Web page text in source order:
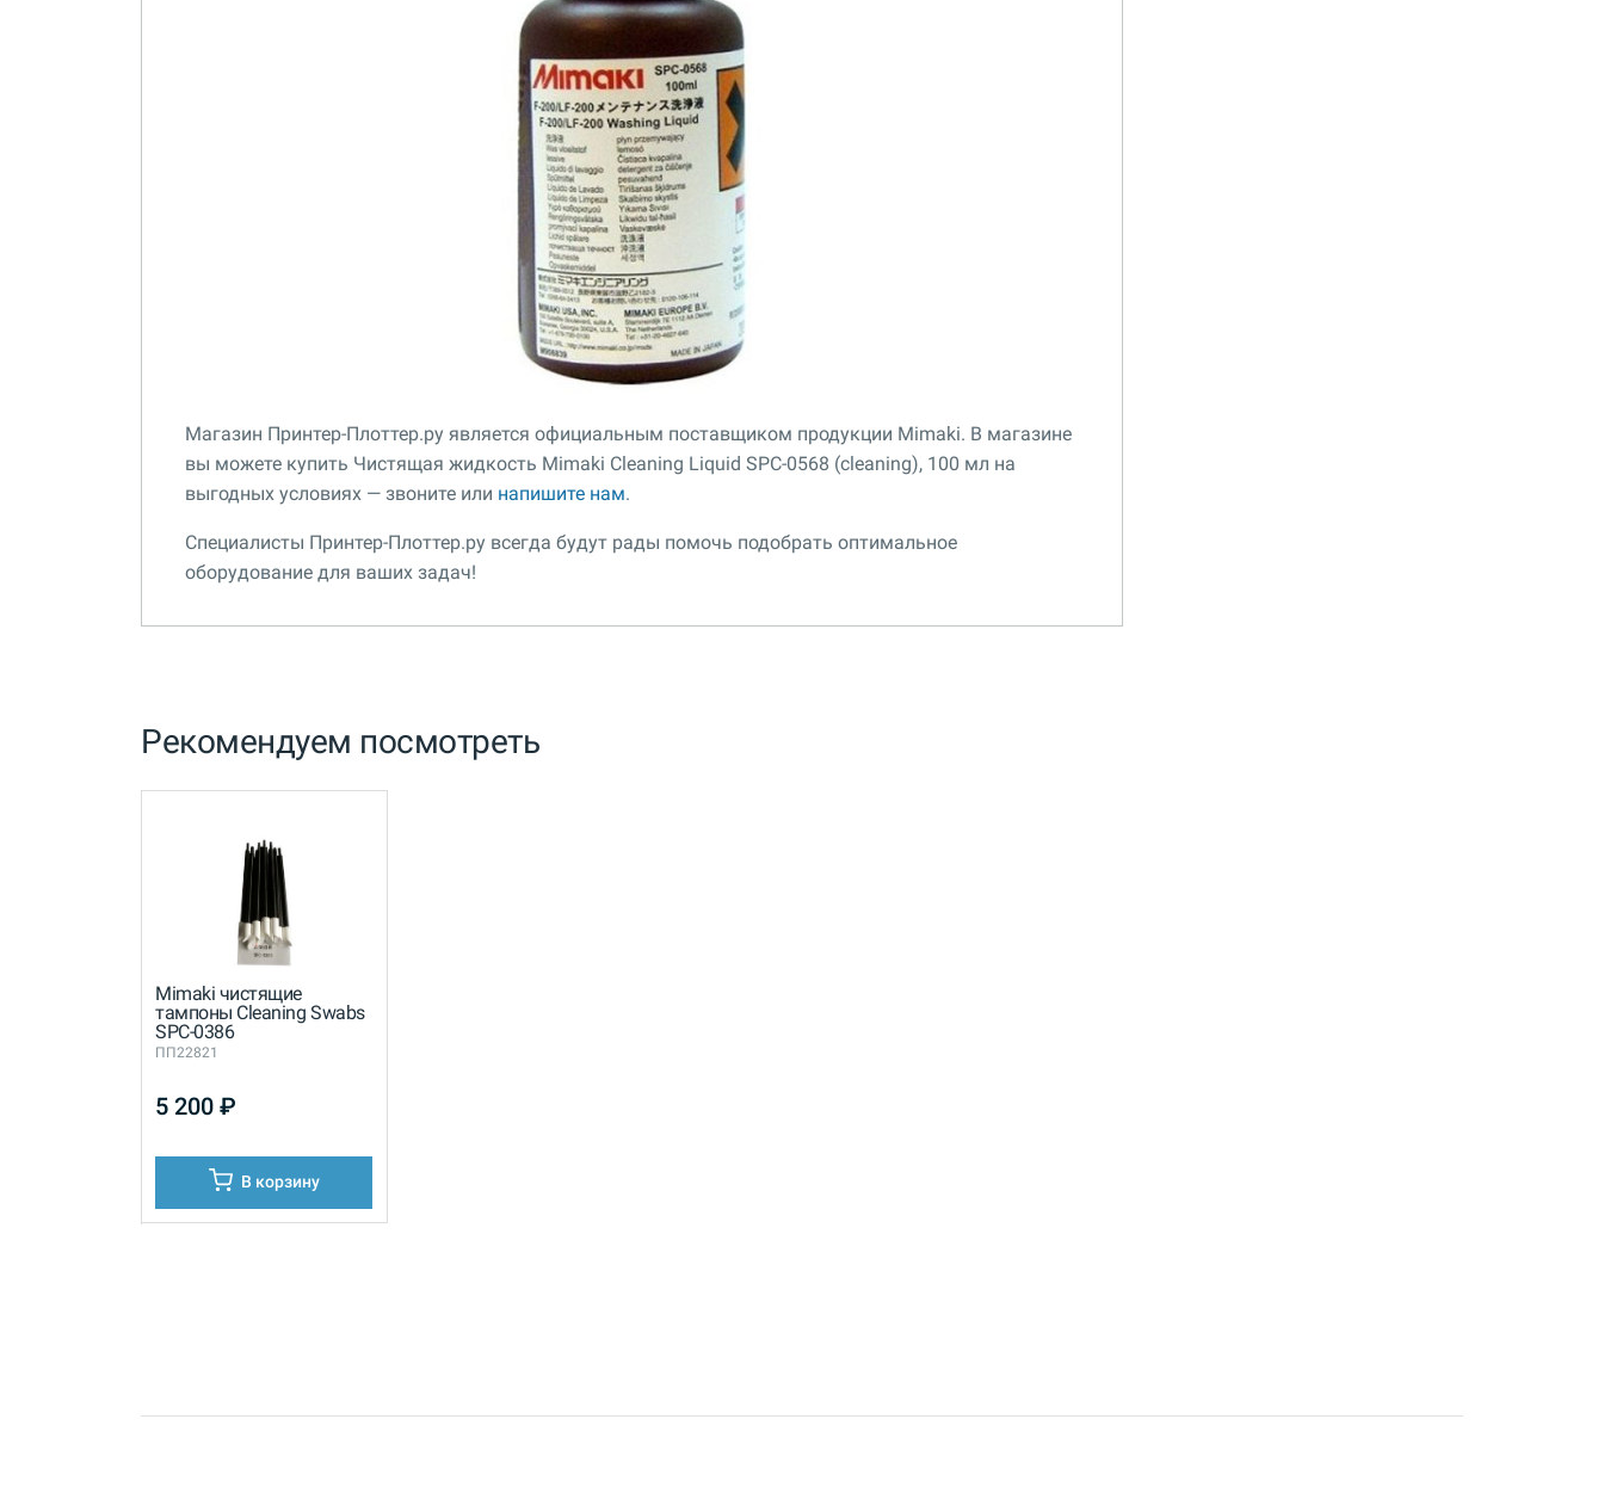
Магазин Принтер-Плоттер.ру является официальным поставщиком продукции Mimaki. В магазине
вы можете купить Чистящая жидкость Mimaki Cleaning Liquid SPC-0568 (cleaning), 100 мл на
выгодных условиях — звоните или напишите нам.
Специалисты Принтер-Плоттер.ру всегда будут рады помочь подобрать оптимальное
оборудование для ваших задач!
Рекомендуем посмотреть
Mimaki чистящие
тампоны Cleaning Swabs
SPC-0386
ПП22821
5 200₽
В корзину